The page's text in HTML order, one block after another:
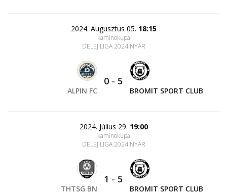
2024. Augusztus 05. 18:15
kaminokupa
DELEJ LIGA 2024 NYÁR
ALPIN FC
0 - 5
BROMIT SPORT CLUB
2024. Július 29. 19:00
kaminokupa
DELEJ LIGA 2024 NYÁR
THTSG BN
1 - 5
BROMIT SPORT CLUB